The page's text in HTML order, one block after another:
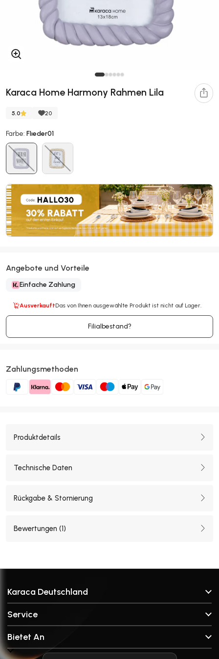
Karaca Home Harmony Rahmen Lila
5.0 20
Farbe: Flıeder01
Angebote und Vorteile
Einfache Zahlung
AusverkauftDas von Ihnen ausgewählte Produkt ist nicht auf Lager.
Filialbestand?
Zahlungsmethoden
Produktdetails
Technische Daten
Rückgabe & Stornierung
Bewertungen (1)
Karaca Deutschland
Über Uns
Unsere Marken
Anfrageformular für Ersatzteile
Service
FAQ & Hilfe
Bietet An
Geschirrset